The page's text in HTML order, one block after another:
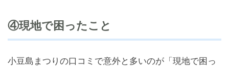
④現地で困ったこと
小豆島まつりの口コミで意外と多いのが「現地で困っ